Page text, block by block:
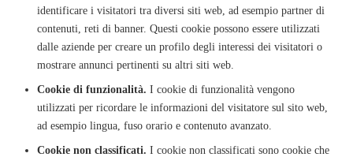
identificare i visitatori tra diversi siti web, ad esempio partner di
contenuti, reti di banner. Questi cookie possono essere utilizzati
dalle aziende per creare un profilo degli interessi dei visitatori o
mostrare annunci pertinenti su altri siti web.
Cookie di funzionalità. I cookie di funzionalità vengono
utilizzati per ricordare le informazioni del visitatore sul sito web,
ad esempio lingua, fuso orario e contenuto avanzato.
Cookie non classificati. I cookie non classificati sono cookie che